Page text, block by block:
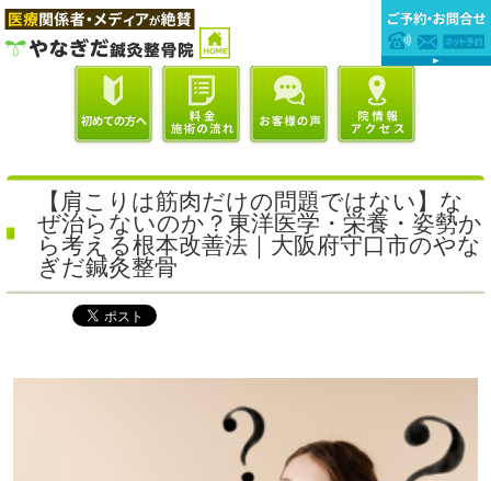
【肩こりは筋肉だけの問題ではない】な
ぜ治らないのか？東洋医学・栄養・姿勢か
ら考える根本改善法｜大阪府守口市のやな
ぎだ鍼灸整骨